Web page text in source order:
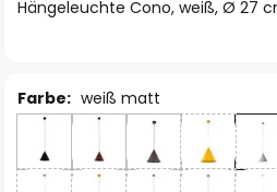
Hängeleuchte Cono, weiß, Ø 27
Farbe: weiß matt